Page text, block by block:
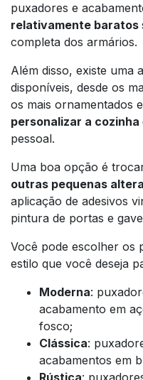
puxadores e
relativamente baratos
completa dos armários.
Além disso, existe uma
disponíveis, desde os
os mais ornamentados
personalizar a cozinha
pessoal.
Uma boa opção é
outras pequenas
aplicação de adesivos
pintura de portas e
Você pode escolher os
estilo que você deseja
Moderna:
acabamento em
fosco;
Clássica:
acabamentos em